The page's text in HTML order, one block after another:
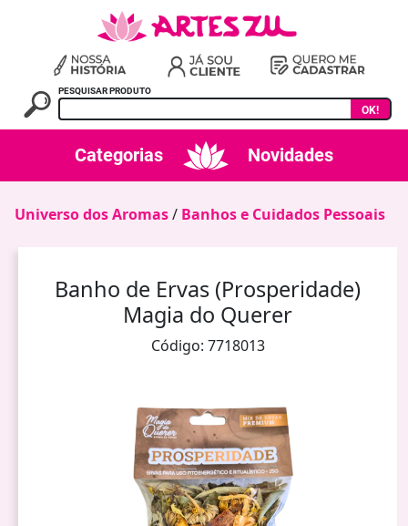
PESQUISAR PRODUTO
OK!
Categorias Novidades
Universo dos Aromas/ Banhos e Cuidados Pessoais
Banho de Ervas (Prosperidade)
Magia do Querer
Código: 7718013